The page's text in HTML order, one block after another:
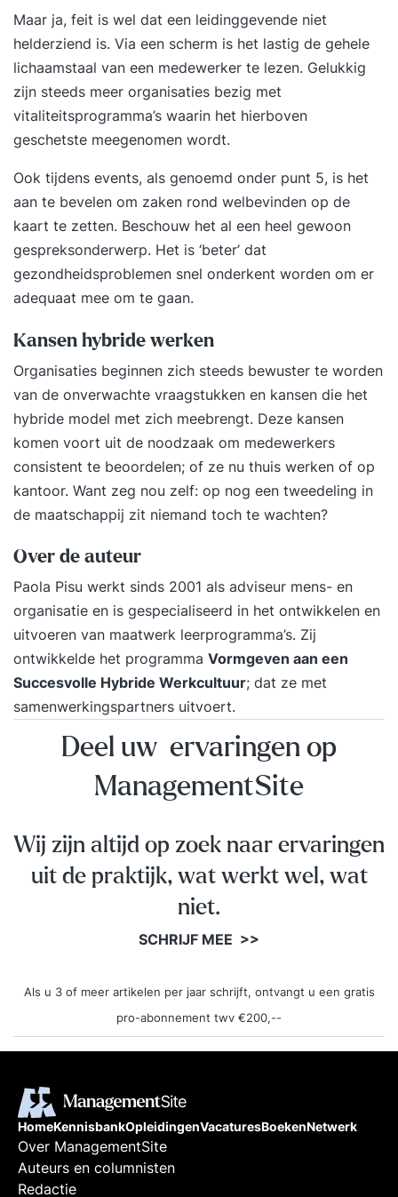
Maar ja, feit is wel dat een leidinggevende niet
helderziend is. Via een scherm is het lastig de gehele
lichaamstaal van een medewerker te lezen. Gelukkig
zijn steeds meer organisaties bezig met
vitaliteitsprogramma’s waarin het hierboven
geschetste meegenomen wordt.
Ook tijdens events, als genoemd onder punt 5, is het
aan te bevelen om zaken rond welbevinden op de
kaart te zetten. Beschouw het al een heel gewoon
gespreksonderwerp. Het is ‘beter’ dat
gezondheidsproblemen snel onderkent worden om er
adequaat mee om te gaan.
Kansen hybride werken
Organisaties beginnen zich steeds bewuster te worden
van de onverwachte vraagstukken en kansen die het
hybride model met zich meebrengt. Deze kansen
komen voort uit de noodzaak om medewerkers
consistent te beoordelen; of ze nu thuis werken of op
kantoor. Want zeg nou zelf: op nog een tweedeling in
de maatschappij zit niemand toch te wachten?
Over de auteur
Paola Pisu werkt sinds 2001 als adviseur mens- en
organisatie en is gespecialiseerd in het ontwikkelen en
uitvoeren van maatwerk leerprogramma’s. Zij
ontwikkelde het programma Vormgeven aan een
Succesvolle Hybride Werkcultuur; dat ze met
samenwerkingspartners uitvoert.
Deel uw ervaringen op
ManagementSite
Wij zijn altijd op zoek naar ervaringen
uit de praktijk, wat werkt wel, wat
niet.
SCHRIJF MEE >>
Als u 3 of meer artikelen per jaar schrijft, ontvangt u een gratis
pro-abonnement twv €200,--
HomeKennisbankOpleidingenVacaturesBoekenNetwerk
Over ManagementSite
Auteurs en columnisten
Redactie